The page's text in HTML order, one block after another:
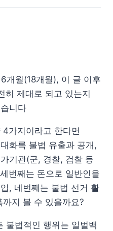
개월(18개월), 이 글 이후
히 제대로 되고 있는지
니다
가지이라고 한다면
화록 불법 유출과 공개,
기관(군, 경찰, 검찰 등
번째는 돈으로 일반인을
, 네번째는 불법 선거 활
지 볼 수 있을까요?
불법적인 행위는 일벌백